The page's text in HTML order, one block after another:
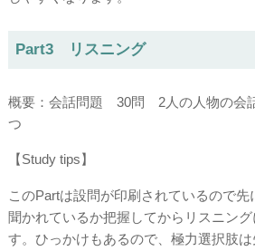
Part3 リスニング
概要：会話問題 30問 2人の人物の会
つ
【Study tips】
このPartは設問が印刷されているので
聞かれているか把握してからリスニン
す。ひっかけもあるので、極力選択肢